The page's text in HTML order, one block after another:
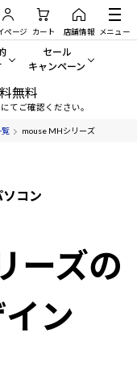
ページ カート 店舗情報 メニュー
ソコン
PC・ゲーム向けパソコン
ソコン
めパソコン
セール
キャンペーン
セール・キャンペー
期間限定セール
アウトレットパソコン
すべて新品の旧モデル製品
今イチオシのパソコンをピ
無料
てご確認ください。
覧 mouse MHシリーズ
コン
ーズの
ン